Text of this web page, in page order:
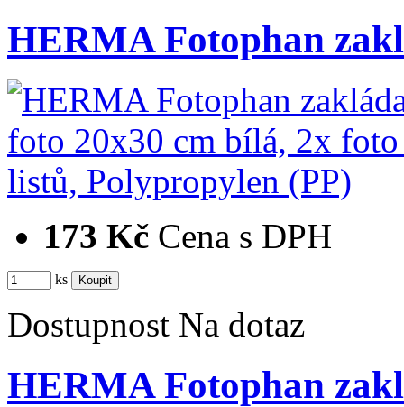
HERMA Fotophan
173 Kč Cena s DPH
ks
Dostupnost Na dotaz
HERMA Fotophan